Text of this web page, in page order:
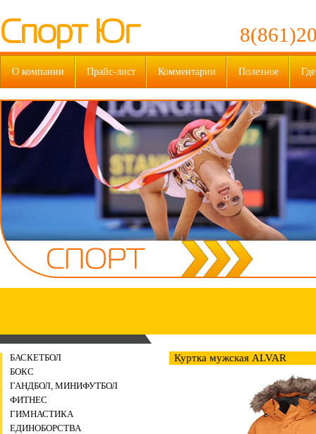
Спорт Юг
О компании Прайс-лист Комментарии Полезное
БАСКЕТБОЛ
БОКС
ГАНДБОЛ, МИНИФУТБОЛ
ФИТНЕС
ГИМНАСТИКА
ЕДИНОБОРСТВА
Куртка мужская ALVAR